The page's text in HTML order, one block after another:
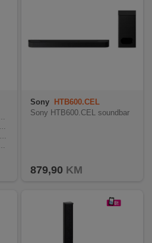
Sony
HTB600.CEL
Sony HTB600.CEL soundbar
879,90 KM